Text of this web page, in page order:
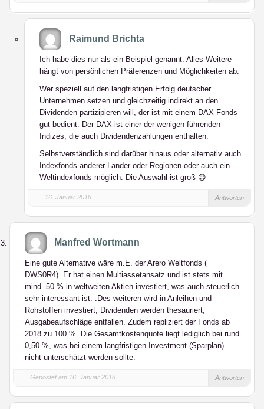
Raimund Brichta
Ich habe dies nur als ein Beispiel genannt. Alles Weitere
hängt von persönlichen Präferenzen und Möglichkeiten ab.
Wer speziell auf den langfristigen Erfolg deutscher
Unternehmen setzen und gleichzeitig indirekt an den
Dividenden partizipieren will, der ist mit einem DAX-Fonds
gut bedient. Der DAX ist einer der wenigen führenden
Indizes, die auch Dividendenzahlungen enthalten.
Selbstverständlich sind darüber hinaus oder alternativ auch
Indexfonds anderer Länder oder Regionen oder auch ein
Weltindexfonds möglich. Die Auswahl ist groß 😉
16. Januar 2018 Antworten
Manfred Wortmann
Eine gute Alternative wäre m.E. der Arero Weltfonds (
DWS0R4). Er hat einen Multiassetansatz und ist stets mit
mind. 50 % in weltweiten Aktien investiert, was auch steuerlich
sehr interessant ist. .Des weiteren wird in Anleihen und
Rohstoffen investiert, Dividenden werden thesauriert,
Ausgabeaufschläge entfallen. Zudem repliziert der Fonds ab
2018 zu 100 %. Die Gesamtkostenquote liegt lediglich bei rund
0,50 %, was bei einem langfristigen Investment (Sparplan)
nicht unterschätzt werden sollte.
Gepostet am 16. Januar 2018 Antworten